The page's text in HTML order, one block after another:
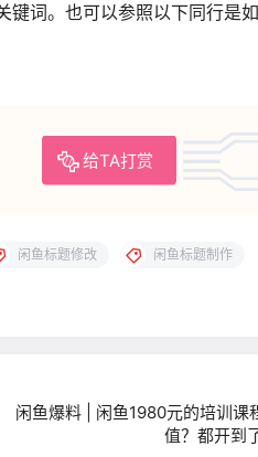
词。也可以参照以下同行是如
给TA打赏
闲鱼标题修改 闲鱼标题制作
闲鱼爆料 | 闲鱼1980元的培训课
值？都开到